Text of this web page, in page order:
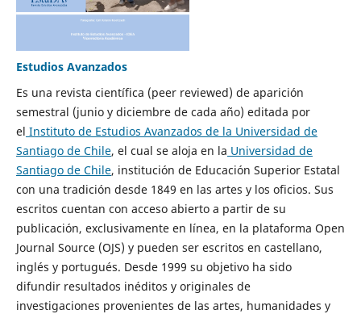
Estudios Avanzados
Es una revista científica (peer reviewed) de aparición
semestral (junio y diciembre de cada año) editada por
el Instituto de Estudios Avanzados de la Universidad de
Santiago de Chile, el cual se aloja en la Universidad de
Santiago de Chile, institución de Educación Superior Estatal
con una tradición desde 1849 en las artes y los oficios. Sus
escritos cuentan con acceso abierto a partir de su
publicación, exclusivamente en línea, en la plataforma Open
Journal Source (OJS) y pueden ser escritos en castellano,
inglés y portugués. Desde 1999 su objetivo ha sido
difundir resultados inéditos y originales de
investigaciones provenientes de las artes, humanidades y